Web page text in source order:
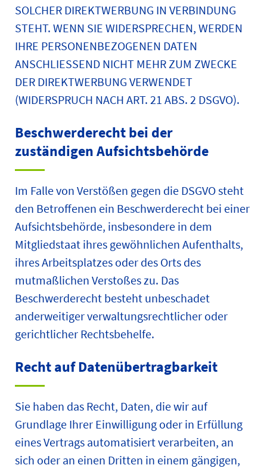
SOLCHER DIREKTWERBUNG IN VERBINDUNG
STEHT. WENN SIE WIDERSPRECHEN, WERDEN
IHRE PERSONENBEZOGENEN DATEN
ANSCHLIESSEND NICHT MEHR ZUM ZWECKE
DER DIREKTWERBUNG VERWENDET
(WIDERSPRUCH NACH ART. 21 ABS. 2 DSGVO).
Beschwerde­recht bei der
zuständigen Aufsichts­behörde
Im Falle von Verstößen gegen die DSGVO steht
den Betroffenen ein Beschwerderecht bei einer
Aufsichtsbehörde, insbesondere in dem
Mitgliedstaat ihres gewöhnlichen Aufenthalts,
ihres Arbeitsplatzes oder des Orts des
mutmaßlichen Verstoßes zu. Das
Beschwerderecht besteht unbeschadet
anderweitiger verwaltungsrechtlicher oder
gerichtlicher Rechtsbehelfe.
Recht auf Daten­übertrag­barkeit
Sie haben das Recht, Daten, die wir auf
Grundlage Ihrer Einwilligung oder in Erfüllung
eines Vertrags automatisiert verarbeiten, an
sich oder an einen Dritten in einem gängigen,